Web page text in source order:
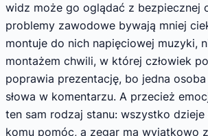
widz może go oglądać z bezpiecznej
problemy zawodowe bywają mniej
montuje do nich napięciowej muzyki,
montażem chwili, w której człowiek
poprawia prezentację, bo jedna osoba
słowa w komentarzu. A przecież
ten sam rodzaj stanu: wszystko dzieje
komu pomóc, a zegar ma wyjątkowo